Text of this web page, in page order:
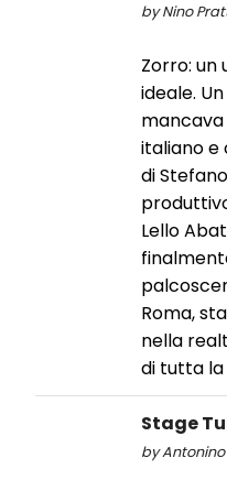
by Nino
Zorro: un
ideale.
italiano e
di
Lello
Roma,
nella
di tutta la
Stage
by Antonino